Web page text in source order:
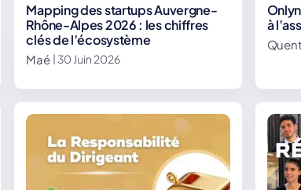
Mapping des startups Auvergne-
Rhône-Alpes 2026 : les chiffres
clés de l’écosystème
Maé | 30 Juin 2026
à